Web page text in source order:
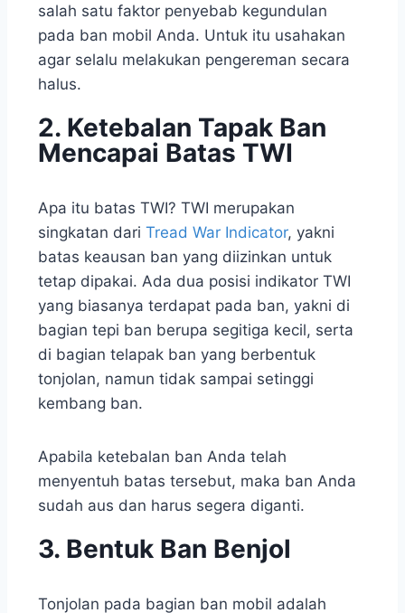
salah satu faktor penyebab kegundulan
pada ban mobil Anda. Untuk itu usahakan
agar selalu melakukan pengereman secara
halus.
2. Ketebalan Tapak Ban
Mencapai Batas TWI
Apa itu batas TWI? TWI merupakan
singkatan dari Tread War Indicator, yakni
batas keausan ban yang diizinkan untuk
tetap dipakai. Ada dua posisi indikator TWI
yang biasanya terdapat pada ban, yakni di
bagian tepi ban berupa segitiga kecil, serta
di bagian telapak ban yang berbentuk
tonjolan, namun tidak sampai setinggi
kembang ban.
Apabila ketebalan ban Anda telah
menyentuh batas tersebut, maka ban Anda
sudah aus dan harus segera diganti.
3. Bentuk Ban Benjol
Tonjolan pada bagian ban mobil adalah